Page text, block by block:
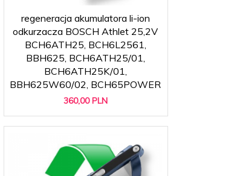
regeneracja akumulatora li-ion
odkurzacza BOSCH Athlet 25,2V
BCH6ATH25, BCH6L2561,
BBH625, BCH6ATH25/01,
BCH6ATH25K/01,
BBH625W60/02, BCH65POWER
360,00 PLN